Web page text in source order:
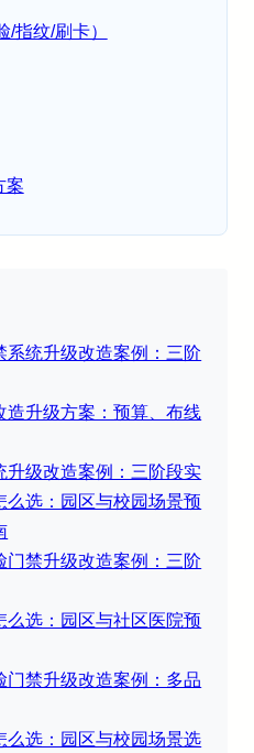
指纹/刷卡）
案
系统升级改造案例：三阶
造升级方案：预算、布线
升级改造案例：三阶段实
么选：园区与校园场景预
门禁升级改造案例：三阶
么选：园区与社区医院预
门禁升级改造案例：多品
么选：园区与校园场景选